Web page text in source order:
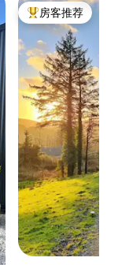
热门「房客推荐」
房客推荐